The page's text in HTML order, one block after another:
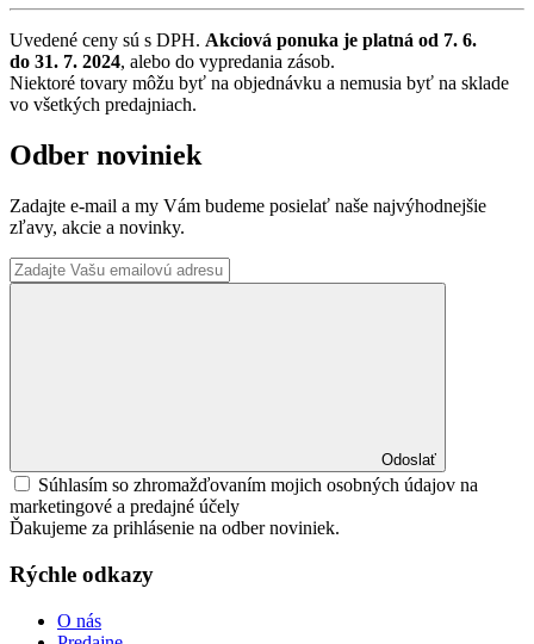
Uvedené ceny sú s DPH. Akciová ponuka je platná od 7. 6.
do 31. 7. 2024, alebo do vypredania zásob.
Niektoré tovary môžu byť na objednávku a nemusia byť na sklade
vo všetkých predajniach.
Odber noviniek
Zadajte e-mail a my Vám budeme posielať naše najvýhodnejšie
zľavy, akcie a novinky.
Odoslať
Súhlasím so zhromažďovaním mojich osobných údajov na
marketingové a predajné účely
Ďakujeme za prihlásenie na odber noviniek.
Rýchle odkazy
O nás